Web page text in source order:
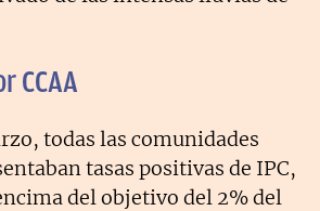
CCAA
todas las comunidades
tasas positivas de IPC,
del objetivo del 2% del